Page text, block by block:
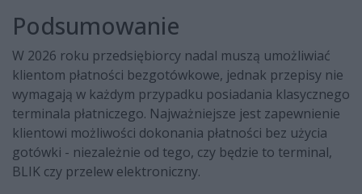
Podsumowanie
W 2026 roku przedsiębiorcy nadal muszą umożliwiać
klientom płatności bezgotówkowe, jednak przepisy nie
wymagają w każdym przypadku posiadania klasycznego
terminala płatniczego. Najważniejsze jest zapewnienie
klientowi możliwości dokonania płatności bez użycia
gotówki - niezależnie od tego, czy będzie to terminal,
BLIK czy przelew elektroniczny.